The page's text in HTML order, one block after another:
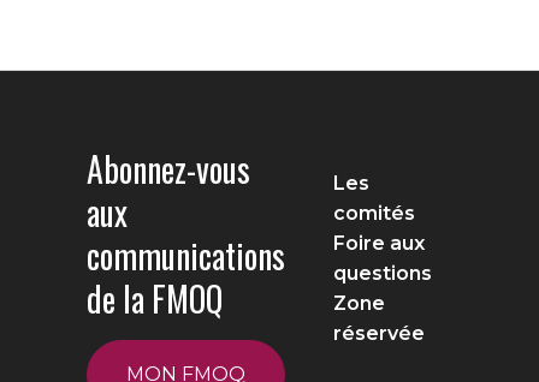
Abonnez-vous
aux
communications
de la FMOQ
MON FMOQ
Les
comités
Foire aux
questions
Zone
réservée